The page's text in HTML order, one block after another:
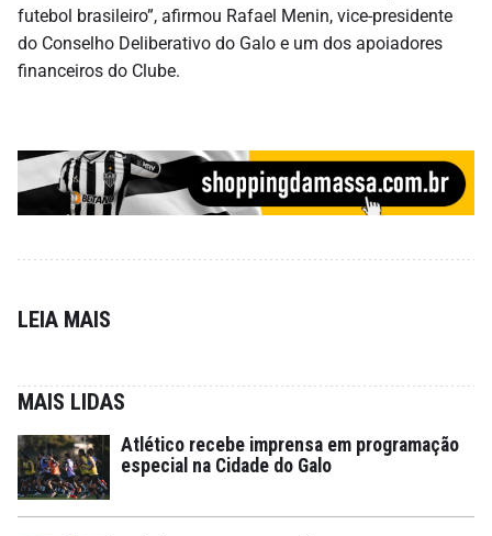
futebol brasileiro”, afirmou Rafael Menin, vice-presidente
do Conselho Deliberativo do Galo e um dos apoiadores
financeiros do Clube.
LEIA MAIS
MAIS LIDAS
Atlético recebe imprensa em programação
especial na Cidade do Galo